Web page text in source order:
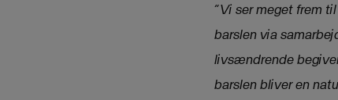
“Vi ser meget frem
barslen via
livsændrende
barslen bliver en